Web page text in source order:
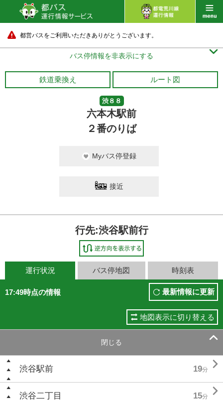
都営バスをご利用いただきありがとうございます。
バス停情報を非表示にする 
鉄道乗換え ルート図
渋８８
六本木駅前
２番のりば
Myバス停登録
接近
行先:渋谷駅前行
運行状況 バス停地図 時刻表
17:49時点の情報 最新情報に更新
地図表示に切り替える
閉じる 
渋谷駅前 19分 
渋谷二丁目 15分 